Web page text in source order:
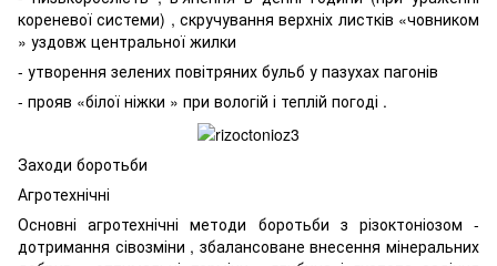
кореневої системи) , скручування верхніх листків «човником
» уздовж центральної жилки
- утворення зелених повітряних бульб у пазухах пагонів
- прояв «білої ніжки » при вологій і теплій погоді .
Заходи боротьби
Агротехнічні
Основні агротехнічні методи боротьби з різоктоніозом -
дотримання сівозміни , збалансоване внесення мінеральних